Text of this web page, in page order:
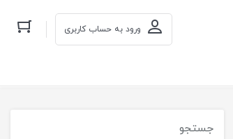
ورود به حساب کاربری
جستجو